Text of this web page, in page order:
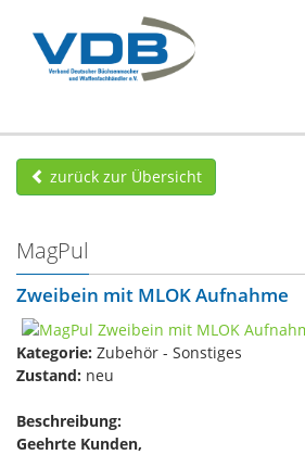
zurück zur Übersicht
MagPul
Zweibein mit MLOK Aufnahme
Kategorie: Zubehör - Sonstiges
Zustand: neu
Beschreibung:
Geehrte Kunden,